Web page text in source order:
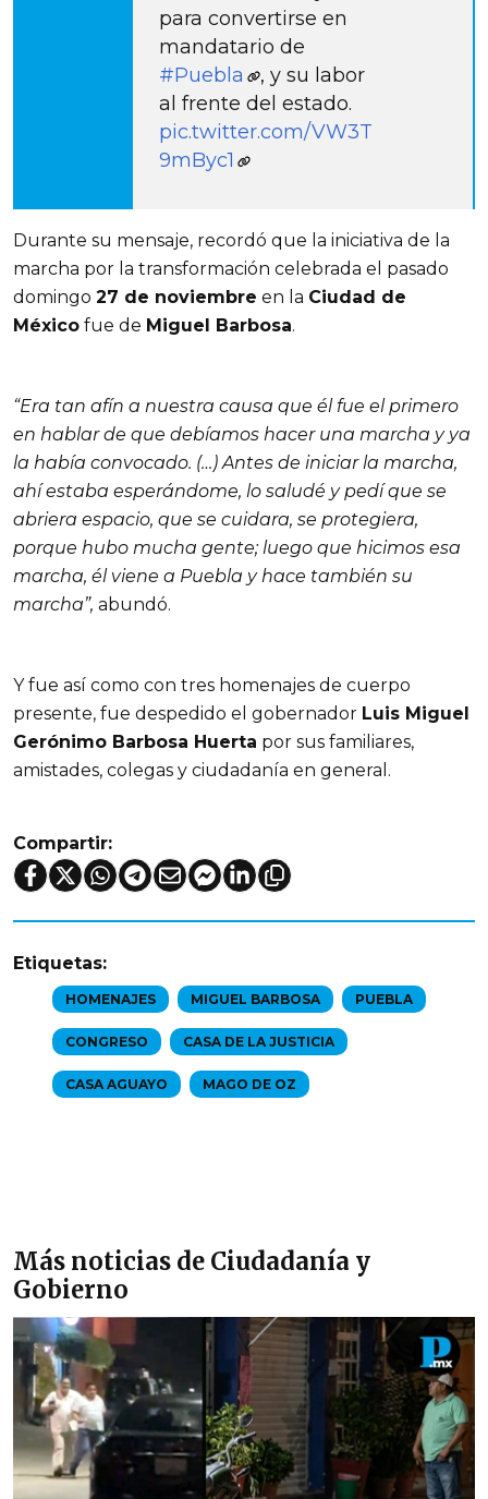
para convertirse en
mandatario de
#Puebla
, y su labor
al frente del estado.
pic.twitter.com/VW3T
9mByc1
Durante su mensaje, recordó que la iniciativa de la
marcha por la transformación celebrada el pasado
domingo 27 de noviembre en la Ciudad de
México fue de Miguel Barbosa.
“Era tan afín a nuestra causa que él fue el primero
en hablar de que debíamos hacer una marcha y ya
la había convocado. (…) Antes de iniciar la marcha,
ahí estaba esperándome, lo saludé y pedí que se
abriera espacio, que se cuidara, se protegiera,
porque hubo mucha gente; luego que hicimos esa
marcha, él viene a Puebla y hace también su
marcha”, abundó.
Y fue así como con tres homenajes de cuerpo
presente, fue despedido el gobernador Luis Miguel
Gerónimo Barbosa Huerta por sus familiares,
amistades, colegas y ciudadanía en general.
Compartir:
Etiquetas:
HOMENAJES MIGUEL BARBOSA PUEBLA
CONGRESO CASA DE LA JUSTICIA
CASA AGUAYO MAGO DE OZ
Más noticias de Ciudadanía y
Gobierno